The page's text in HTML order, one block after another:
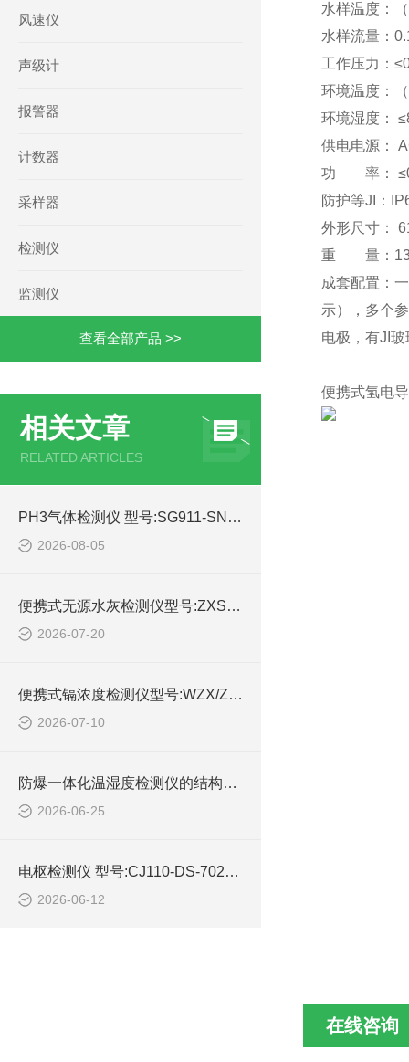
风速仪
声级计
报警器
计数器
采样器
检测仪
监测仪
查看全部产品 >>
相关文章
RELATED ARTICLES
PH3气体检测仪 型号:SG911-SNG350-PH3的产品特点及介绍
2026-08-05
便携式无源水灰检测仪型号:ZXSHY-3000WY库号：M414645的技术指标
2026-07-20
便携式镉浓度检测仪型号:WZX/ZXGND-5B库号：M414596的技术介绍
2026-07-10
防爆一体化温湿度检测仪的结构设计
2026-06-25
电枢检测仪 型号:CJ110-DS-702C库号：M362996的简单介绍
2026-06-12
水样温度：
水样流量：
工作压力：
环境温度：
环境湿度：
供电电源：
功 率：
防护等JI：
外形尺寸：
重 量：
成套配置：
示），多个
电极，有JI
便携式氢电
在线咨询